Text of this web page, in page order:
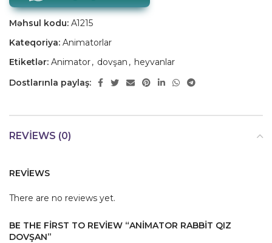
Məhsul kodu: A1215
Kateqoriya: Animatorlar
Etiketlər: Animator, dovşan , heyvanlar
Dostlarınla paylaş:
REVIEWS (0)
REVIEWS
There are no reviews yet.
BE THE FIRST TO REVIEW “ANIMATOR RABBIT QIZ
DOVŞAN”